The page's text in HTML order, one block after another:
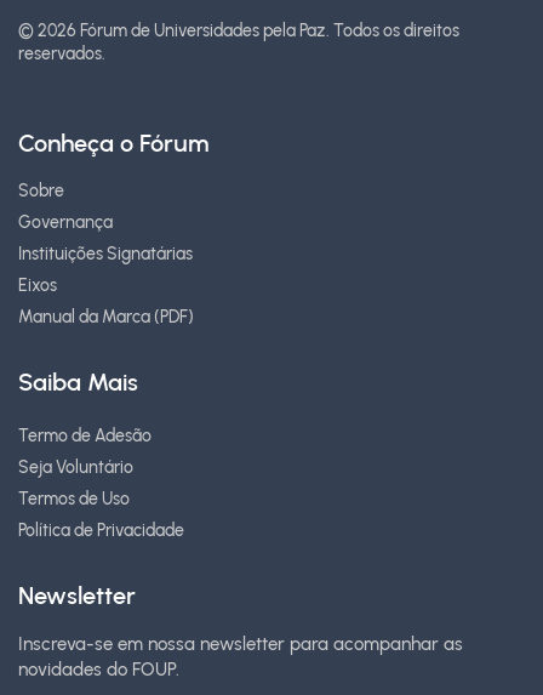
© 2026 Fórum de Universidades pela Paz. Todos os direitos
reservados.
Conheça o Fórum
Sobre
Governança
Instituições Signatárias
Eixos
Manual da Marca (PDF)
Saiba Mais
Termo de Adesão
Seja Voluntário
Termos de Uso
Política de Privacidade
Newsletter
Inscreva-se em nossa newsletter para acompanhar as
novidades do FOUP.